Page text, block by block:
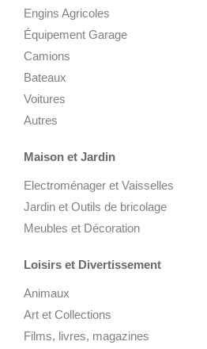
Engins Agricoles
Équipement Garage
Camions
Bateaux
Voitures
Autres
Maison et Jardin
Electroménager et Vaisselles
Jardin et Outils de bricolage
Meubles et Décoration
Loisirs et Divertissement
Animaux
Art et Collections
Films, livres, magazines